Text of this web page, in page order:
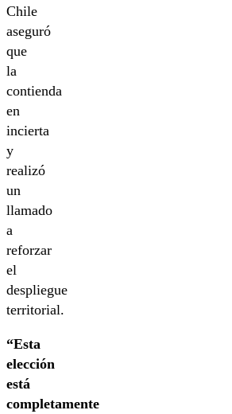
Chile
aseguró
que
la
contienda
en
incierta
y
realizó
un
llamado
a
reforzar
el
despliegue
territorial.
“Esta
elección
está
completamente